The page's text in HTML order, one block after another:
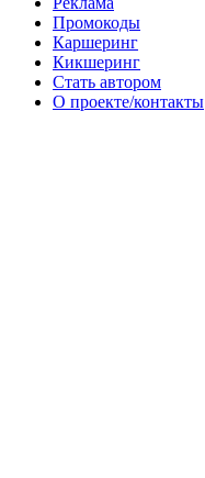
Промокоды
Каршеринг
Кикшеринг
Стать автором
О проекте/контакты